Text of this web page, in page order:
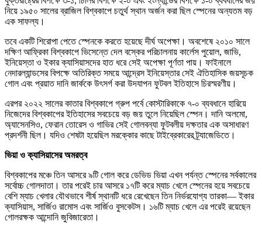
নিয়ে ১৯৫০ সালের ব্রাজিল বিশ্বকাপে চতুর্থ স্থান অর্জন করা ছিল স্পেনের অন্যতম বড়
এক সাফল্য।
তবে একটি শিরোপা পেতে স্পেনকে করতে হয়েছে দীর্ঘ অপেক্ষা। অবশেষে ২০১০ সালে
দক্ষিণ আফ্রিকা বিশ্বকাপে ভিসেন্তে দেল বস্কের পরিচালনায় কার্লেস পুয়োল, জাভি,
ইনিয়েস্তা ও ইকার ক্যাসিয়াসদের হাত ধরে সেই অপেক্ষা পূর্ণতা পায়। ফাইনালে
নেদারল্যান্ডসের বিপক্ষে অতিরিক্ত সময়ে আন্দ্রেস ইনিয়েস্তার সেই ঐতিহাসিক জয়সূচক
গোল এবং প্রয়াত দানি জার্ককে উৎসর্গ করা উদযাপন ফুটবল ইতিহাসে চিরস্মরণীয়।
এরপর ২০২২ সালের কাতার বিশ্বকাপে গ্রুপ পর্বে কোস্টারিকাকে ৭-০ ব্যবধানে হারিয়ে
নিজেদের বিশ্বকাপের ইতিহাসের সবচেয়ে বড় জয় তুলে নিয়েছিল স্পেন। দানি অলমো,
অ্যাসেনসিও, ফেরান তোরেস ও গাভির সেই গোলবন্যা ফুটবলীয় দক্ষতার এক অসাধারণ
প্রদর্শনী ছিল। যদিও শেষটা হয়েছিল মরক্কোর কাছে টাইব্রেকারের ট্র্যাজেডিতে।
ভিয়া ও ক্যাসিয়াসের অমরত্ব
বিশ্বকাপের মঞ্চে তিন আসরে ৯টি গোল করে ডেভিড ভিয়া এখন পর্যন্ত স্পেনের সর্বকালের
সর্বোচ্চ গোলদাতা। তার পরেই চার আসরে ১৭টি করে ম্যাচ খেলে স্পেনের হয়ে সবচেয়ে
বেশি ম্যাচ খেলার যৌথভাবে শীর্ষ স্থানটি ধরে রেখেছেন তিন নির্ভরযোগ্য তারকা— ইকার
ক্যাসিয়াস, সার্জিও রামোস এবং সার্জিও বুসকেটস। ১৬টি ম্যাচ খেলে এর পরেই রয়েছেন
গোলরক্ষক আন্দোনি জুবিজারেতা।